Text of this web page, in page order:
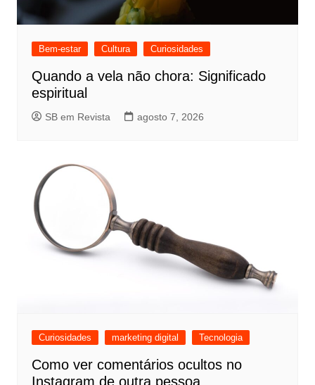
Bem-estar Cultura Curiosidades
Quando a vela não chora: Significado
espiritual
SB em Revista agosto 7, 2026
Curiosidades marketing digital Tecnologia
Como ver comentários ocultos no
Instagram de outra pessoa